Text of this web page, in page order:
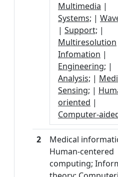
Multimedia |
Systems; |
| Support; |
Multiresolution
Infomation |
Engineering; |
Analysis; |
Sensing; |
oriented |
Computer-
2
Medical
Human-centered
computing;